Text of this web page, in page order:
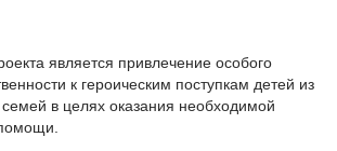
является привлечение особого
к героическим поступкам детей из
в целях оказания необходимой